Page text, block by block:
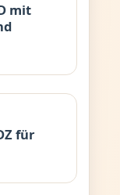
mit
für